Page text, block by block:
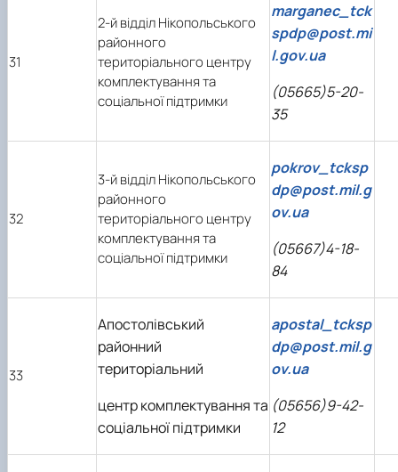
31
2-й відділ Нікопольського
районного
територіального центру
комплектування та
соціальної підтримки
marganec_tck
spdp@post.mi
l.gov.ua
(05665)5-20-
35
32
3-й відділ Нікопольського
районного
територіального центру
комплектування та
соціальної підтримки
pokrov_tcksp
dp@post.mil.g
ov.ua
(05667)4-18-
84
33
Апостолівський
районний
територіальний
центр комплектування та
соціальної підтримки
apostal_tcksp
dp@post.mil.g
ov.ua
(05656)9-42-
12